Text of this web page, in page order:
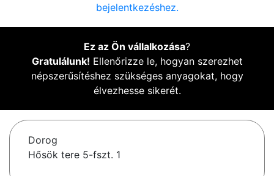
bejelentkezéshez.
Ez az Ön vállalkozása?
Gratulálunk! Ellenőrizze le, hogyan szerezhet
népszerűsítéshez szükséges anyagokat, hogy
élvezhesse sikerét.
Dorog
Hősök tere 5-fszt. 1